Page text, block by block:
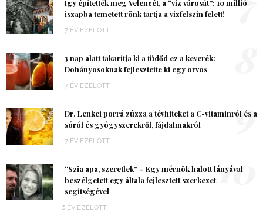
Így építették meg Velencét, a “víz városát”: 10 millió
iszapba temetett rönk tartja a vízfelszín felett!
7 ÉV EZELŐTT
3 nap alatt takarítja ki a tüdőd ez a keverék:
Dohányosoknak fejlesztette ki egy orvos
7 ÉV EZELŐTT
Dr. Lenkei porrá zúzza a tévhiteket a C-vitaminról és a
sóról és gyógyszerekről, fájdalmakról
7 ÉV EZELŐTT
9
“Szia apa, szeretlek” – Egy mérnök halott lányával
beszélgetett egy általa fejlesztett szerkezet
segítségével
6 ÉV EZELŐTT
10